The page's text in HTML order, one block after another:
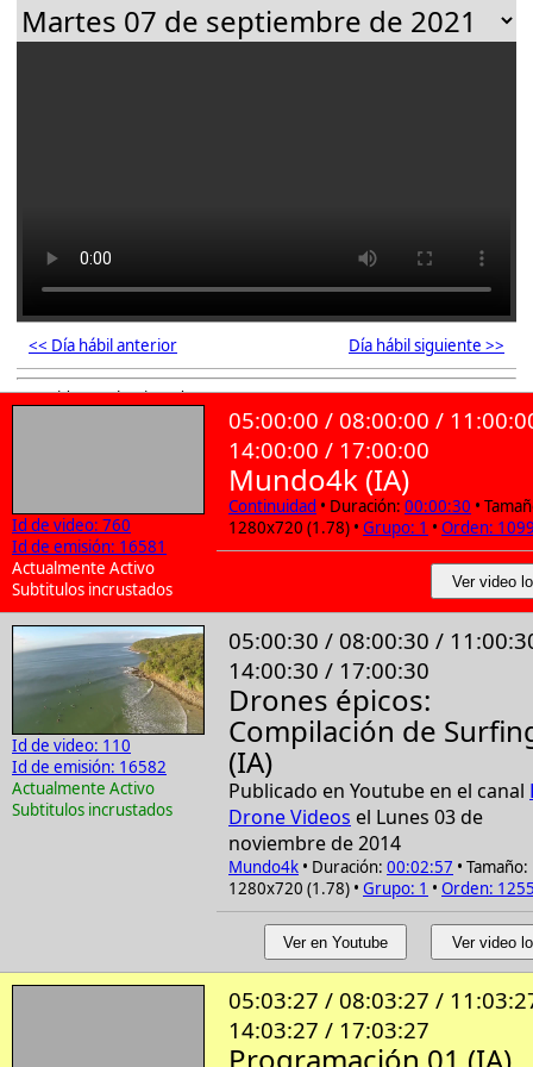
<< Día hábil anterior Día hábil siguiente >>
103 videos seleccionados
Id de video: 760
Id de emisión: 16581
Actualmente Activo
Subtitulos incrustados
05:00:00 / 08:00:00 /
14:00:00 / 17:00:00
Mundo4k (IA)
Continuidad • Duración: 00:00:30 •
1280x720 (1.78) • Grupo: 1 • Orden:
Ver video
Id de video: 110
Id de emisión: 16582
Actualmente Activo
Subtitulos incrustados
05:00:30 / 08:00:30 /
14:00:30 / 17:00:30
Drones épicos:
Compilación de
(IA)
Publicado en Youtube en el canal
Drone Videos el Lunes 03 de
noviembre de 2014
Mundo4k • Duración: 00:02:57 • Tamaño:
1280x720 (1.78) • Grupo: 1 • Orden:
Ver video
Ver en Youtube
05:03:27 / 08:03:27 /
14:03:27 / 17:03:27